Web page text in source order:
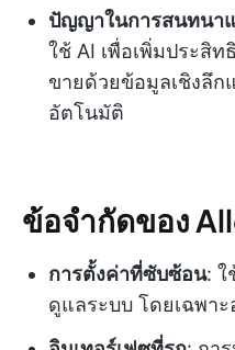
ปัญญาในการสนทนา
ใช้ AI เพื่อเพิ่มประสิ
ขายด้วยข้อมูลเชิงลึก
อัตโนมัติ
ข้อจำกัดของ
การตั้งค่าที่ซับซ้อน: ใ
ดูแลระบบ โดยเฉพา